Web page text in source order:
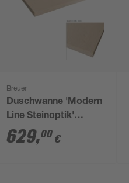
Breuer
Duschwanne 'Modern
Line Steinoptik'
Mineralguss
sandstein 100 x 120 x
629,00 €